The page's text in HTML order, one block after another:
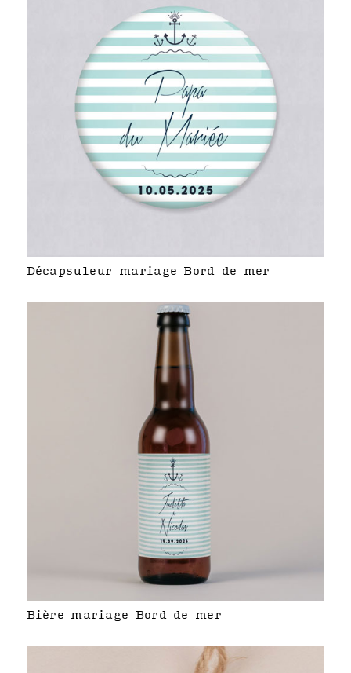
Décapsuleur mariage Bord de mer
Bière mariage Bord de mer